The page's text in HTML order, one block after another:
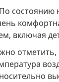
состоянию
включая
отметить,